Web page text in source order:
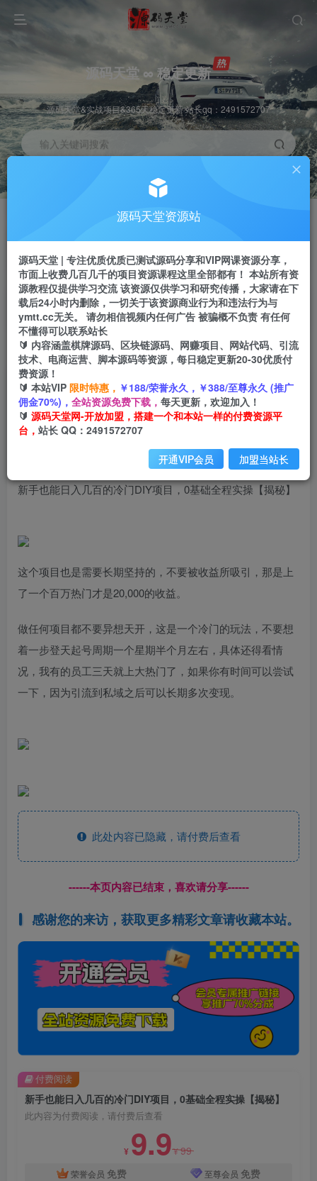
源码天堂 ∞ 稳定更新
源码天堂&实战项目&365天稳定更新 站长qq：2491572707
输入关键词搜索
推广赚钱 70%分佣
推广返佣高达70%
站长招募
推荐
24小时自动赚钱
首页 创业课程 会员免费 正文
新手也能日入几百的冷门DIY项目，0基础全程实
操【揭秘】
小码
2801 164
新手也能日入几百的冷门DIY项目，0基础全程实操【揭秘】
这个项目也是需要长期坚持的，不要被收益所吸引，那是上
了一个百万热门才是20,000的收益。
做任何项目都不要异想天开，这是一个冷门的玩法，不要想
着一步登天起号周期一个星期半个月左右，具体还得看情
况，我有的员工三天就上大热门了，如果你有时间可以尝试
一下，因为引流到私域之后可以长期多次变现。
此处内容已隐藏，请付费后查看
------本页内容已结束，喜欢请分享------
感谢您的来访，获取更多精彩文章请收藏本站。
新手也能日入几百的冷门DIY项目，0基础全程实操【揭秘】
此内容为付费阅读，请付费后查看
¥ 9.9¥99
荣誉会员 免费 至尊会员 免费
付费阅读
源码天堂资源站
源码天堂 | 专注优质优质已测试源码分享和VIP网课资源分享，
市面上收费几百几千的项目资源课程这里全部都有！ 本站所有资
源教程仅提供学习交流 该资源仅供学习和研究传播，大家请在下
载后24小时内删除，一切关于该资源商业行为和违法行为与
ymtt.cc无关。 请勿相信视频内任何广告 被骗概不负责 有任何
不懂得可以联系站长
🔰 内容涵盖棋牌源码、区块链源码、网赚项目、网站代码、引流
技术、电商运营、脚本源码等资源，每日稳定更新20-30优质付
费资源！
🔰 本站VIP 限时特惠， ￥188/荣誉永久，￥388/至尊永久 (推广
佣金70%)， 全站资源免费下载， 每天更新，欢迎加入！
🔰 源码天堂网-开放加盟，搭建一个和本站一样的付费资源平
台， 站长 QQ：2491572707
开通VIP会员 加盟当站长